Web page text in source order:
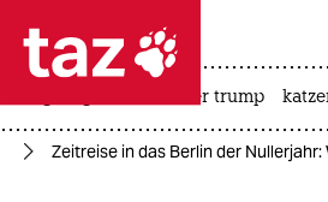
 taz zahl ich
taz zahl ich
usa unter trump
Zeitreise in das Berlin der